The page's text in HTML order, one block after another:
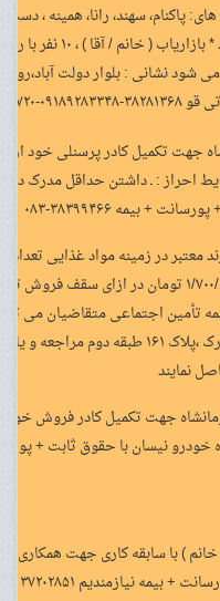
پاکنام، سهند، رانا، همینه ،
مند به کار بازاریابی
می شود نشانی : بلوار دولت
جهت تکمیل کادر پرسنلی خود
: * ویزیتور آقا ـ ۴ نفر شرایط احراز : ـ‌
در زمینه مواد غذایی
ذیل را استخدام می نماید : حقوق ثابت ۱/۷۰۰/۰۰۰
تأمین اجتماعی متقاضیان می
جهت تکمیل کادر فروش خود
خودرو نیسان با حقوق ثابت +
خانم ) با سابقه کاری جهت
ساعت تماس از ۹ صبح الی ۴ بعدازظهر